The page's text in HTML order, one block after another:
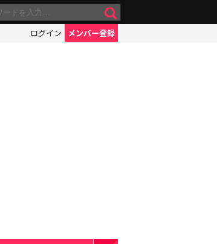
ログイン メンバー登録